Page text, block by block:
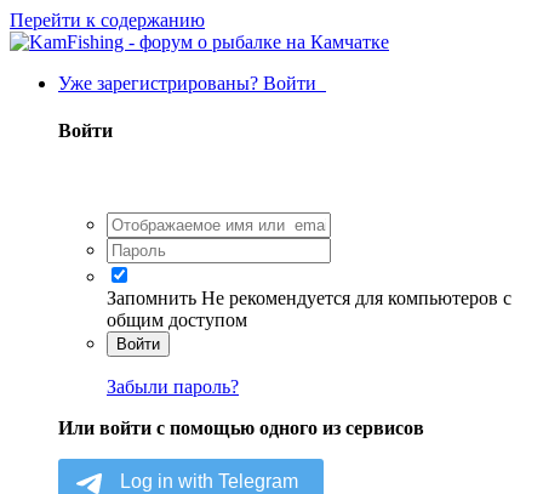
Перейти к содержанию
Уже зарегистрированы? Войти
Войти
Запомнить Не рекомендуется для компьютеров с
общим доступом
Войти
Забыли пароль?
Или войти с помощью одного из сервисов